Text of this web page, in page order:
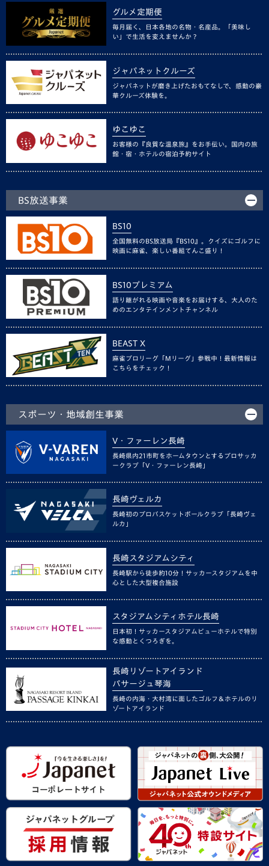
グルメ定期便
毎月届く、日本各地の名物・名産品。「美味し
い」で生活を変えませんか？
ジャパネットクルーズ
ジャパネットが磨き上げたおもてなしで、感動の豪
華クルーズ体験を。
ゆこゆこ
お客様の『良質な温泉旅』をお手伝い。国内の旅
館・宿・ホテルの宿泊予約サイト
BS放送事業
BS10
全国無料のBS放送局『BS10』。クイズにゴルフに
映画に麻雀、楽しい番組てんこ盛り！
BS10プレミアム
語り継がれる映画や音楽をお届けする、大人のた
めのエンタテインメントチャンネル
BEAST X
麻雀プロリーグ「Mリーグ」参戦中！最新情報は
こちらをチェック！
スポーツ・地域創生事業
V・ファーレン長崎
長崎県内21市町をホームタウンとするプロサッカ
ークラブ「V・ファーレン長崎」
長崎ヴェルカ
長崎初のプロバスケットボールクラブ「長崎ヴェ
ルカ」
長崎スタジアムシティ
長崎駅から徒歩約10分！サッカースタジアムを中
心とした大型複合施設
スタジアムシティホテル長崎
日本初！サッカースタジアムビューホテルで特別
な感動とくつろぎを。
長崎リゾートアイランド
パサージュ琴海
長崎の内海・大村湾に面したゴルフ＆ホテルのリ
ゾートアイランド